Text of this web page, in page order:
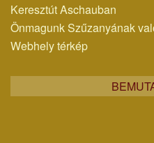
Keresztút Aschauban
Önmagunk Szűzanyának
Webhely térkép